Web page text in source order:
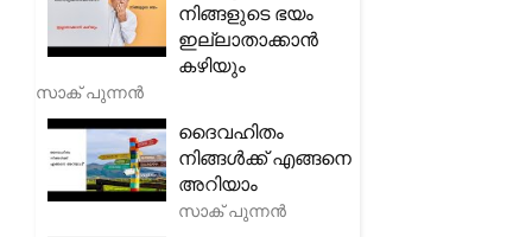
നിങ്ങളുടെ ഭയം
ഇല്ലാതാക്കാൻ
കഴിയും
സാക് പുന്നൻ
ദൈവഹിതം
നിങ്ങൾക്ക് എങ്ങനെ
അറിയാം
സാക് പുന്നൻ